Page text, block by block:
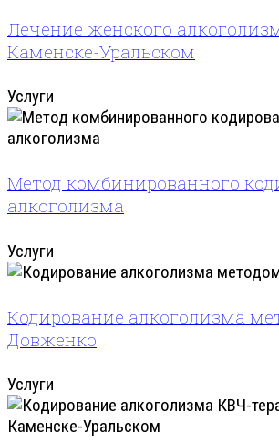
Лечение женского
Каменске-Уральском
Услуги
Метод комбинированного
алкоголизма
Услуги
Кодирование алкоголизма
Довженко
Услуги